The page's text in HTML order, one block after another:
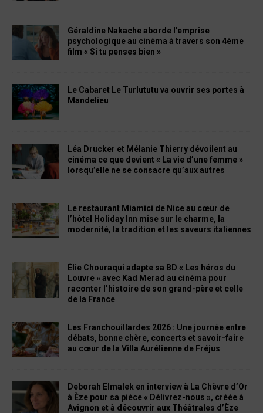
Géraldine Nakache aborde l’emprise
psychologique au cinéma à travers son 4ème
film « Si tu penses bien »
Le Cabaret Le Turlututu va ouvrir ses portes à
Mandelieu
Léa Drucker et Mélanie Thierry dévoilent au
cinéma ce que devient « La vie d’une femme »
lorsqu’elle ne se consacre qu’aux autres
Le restaurant Miamici de Nice au cœur de
l’hôtel Holiday Inn mise sur le charme, la
modernité, la tradition et les saveurs italiennes
Élie Chouraqui adapte sa BD « Les héros du
Louvre » avec Kad Merad au cinéma pour
raconter l’histoire de son grand-père et celle
de la France
Les Franchouillardes 2026 : Une journée entre
débats, bonne chère, concerts et savoir-faire
au cœur de la Villa Aurélienne de Fréjus
Deborah Elmalek en interview à La Chèvre d’Or
à Èze pour sa pièce « Délivrez-nous », créée à
Avignon et à découvrir aux Théâtrales d’Èze